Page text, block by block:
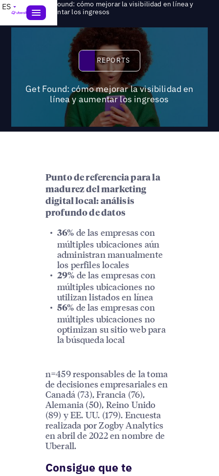
ES Reports>Get Found: cómo mejorar la visibilidad en línea y
aumentar los ingresos
Reports
REPORTS
Get Found: cómo mejorar la visibilidad en
línea y aumentar los ingresos
Punto de referencia para la
madurez del marketing
digital local: análisis
profundo de datos
36% de las empresas con
múltiples ubicaciones aún
administran manualmente
los perfiles locales
29% de las empresas con
múltiples ubicaciones no
utilizan listados en línea
56% de las empresas con
múltiples ubicaciones no
optimizan su sitio web para
la búsqueda local
n=459 responsables de la toma
de decisiones empresariales en
Canadá (73), Francia (76),
Alemania (50), Reino Unido
(89) y EE. UU. (179). Encuesta
realizada por Zogby Analytics
en abril de 2022 en nombre de
Uberall.
Consigue que te